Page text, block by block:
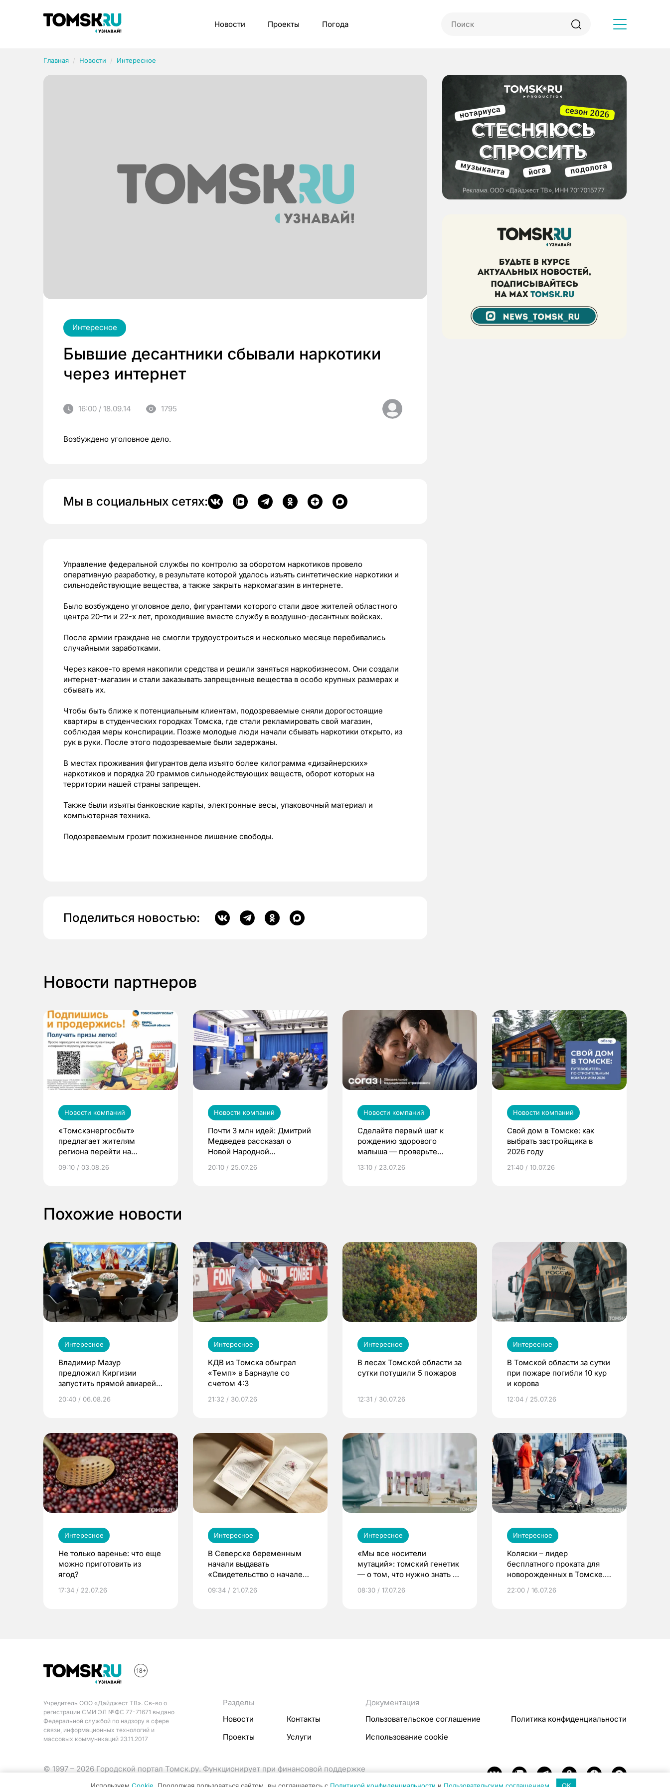
Новости Проекты Погода
Главная Новости Интересное
Интересное
Бывшие десантники сбывали наркотики
через интернет
16:00 / 18.09.14 1795
Возбуждено уголовное дело.
Мы в социальных сетях:
Управление федеральной службы по контролю за оборотом наркотиков провело
оперативную разработку, в результате которой удалось изъять синтетические наркотики и
сильнодействующие вещества, а также закрыть наркомагазин в интернете.
Было возбуждено уголовное дело, фигурантами которого стали двое жителей областного
центра 20-ти и 22-х лет, проходившие вместе службу в воздушно-десантных войсках.
После армии граждане не смогли трудоустроиться и несколько месяце перебивались
случайными заработками.
Через какое-то время накопили средства и решили заняться наркобизнесом. Они создали
интернет-магазин и стали заказывать запрещенные вещества в особо крупных размерах и
сбывать их.
Чтобы быть ближе к потенциальным клиентам, подозреваемые сняли дорогостоящие
квартиры в студенческих городках Томска, где стали рекламировать свой магазин,
соблюдая меры конспирации. Позже молодые люди начали сбывать наркотики открыто, из
рук в руки. После этого подозреваемые были задержаны.
В местах проживания фигурантов дела изъято более килограмма «дизайнерских»
наркотиков и порядка 20 граммов сильнодействующих веществ, оборот которых на
территории нашей страны запрещен.
Также были изъяты банковские карты, электронные весы, упаковочный материал и
компьютерная техника.
Подозреваемым грозит пожизненное лишение свободы.
Поделиться новостью:
Новости партнеров
Новости компаний
«Томскэнергосбыт»
предлагает жителям
региона перейти на
выиграть призы
09:10 / 03.08.26
Новости компаний
Почти 3 млн идей: Дмитрий
Медведев рассказал о
Новой Народной
20:10 / 25.07.26
Новости компаний
Сделайте первый шаг к
рождению здорового
малыша — проверьте
по ОМС!
13:10 / 23.07.26
Новости компаний
Свой дом в Томске: как
выбрать застройщика в
2026 году
21:40 / 10.07.26
Похожие новости
Интересное
Владимир Мазур
предложил Киргизии
запустить прямой авиарейс
20:40 / 06.08.26
Интересное
КДВ из Томска обыграл
«Темп» в Барнауле со
счетом 4:3
21:32 / 30.07.26
Интересное
В лесах Томской области за
сутки потушили 5 пожаров
12:31 / 30.07.26
Интересное
В Томской области за сутки
при пожаре погибли 10 кур
и корова
12:04 / 25.07.26
Интересное
Не только варенье: что еще
можно приготовить из
ягод?
17:34 / 22.07.26
Интересное
В Северске беременным
начали выдавать
«Свидетельство о начале
09:34 / 21.07.26
Интересное
«Мы все носители
мутаций»: томский генетик
— о том, что нужно знать до
08:30 / 17.07.26
Интересное
Коляски – лидер
бесплатного проката для
новорожденных в Томске.
22:00 / 16.07.26
Учредитель ООО «Дайджест ТВ». Св-во о
регистрации СМИ ЭЛ №ФС 77-71671 выдано
Федеральной службой по надзору в сфере
связи, информационных технологий и
массовых коммуникаций 23.11.2017
Разделы
Новости
Контакты
Проекты
Услуги
Документация
Пользовательское соглашение
Политика конфиденциальности
Использование cookie
© 1997 – 2026 Городской портал Томск.ру. Функционирует при финансовой поддержке
Рубрики